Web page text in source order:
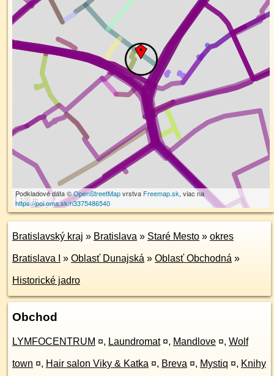
100 m
Podkladové dáta ©OpenStreetMapvrstva Freemap.sk, viac na
https://poi.oma.sk/n3375486540
Bratislavský kraj » Bratislava » Staré Mesto » okres
Bratislava I » Oblasť Dunajská » Oblasť Obchodná »
Historické jadro
Obchod
LYMFOCENTRUM ¤, Laundromat ¤, Mandlove ¤, Wolf
town ¤, Hair salon Viky & Katka ¤, Breva ¤, Mystiq ¤, Knihy